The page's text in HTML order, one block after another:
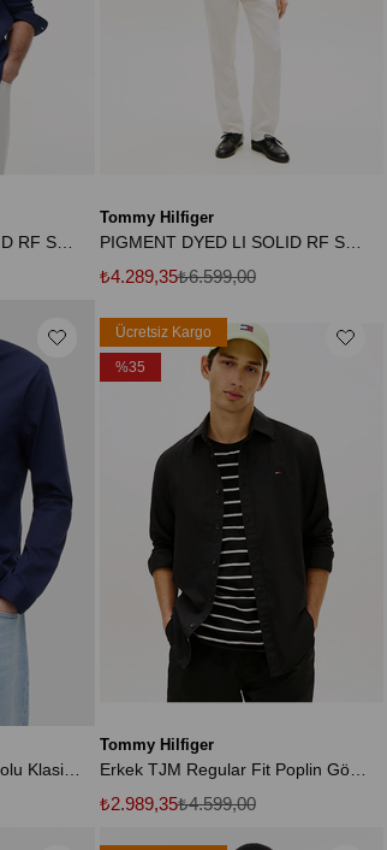
PIGMENT DYED LI SOLID RF SHIRT
Tommy Hilfiger
PIGMENT DYED LI SOLID RF SHIRT Erkek Yeşil Gömlek - MW0MW41530
₺4.289,35₺6.599,00
Pamuklu Regular Fit Logolu Klasik Yaka Uzun Kollu Gömlek Erkek GÖMLEK DM0DM22026 C1G
Tommy Hilfiger
Erkek TJM Regular Fit Poplin Gömlek
₺2.989,35₺4.599,00
Ücretsiz Kargo
%35